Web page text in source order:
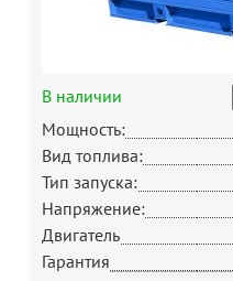
В наличии
Мощность:
Вид топлива:
Тип запуска:
Напряжение:
Двигатель
Гарантия